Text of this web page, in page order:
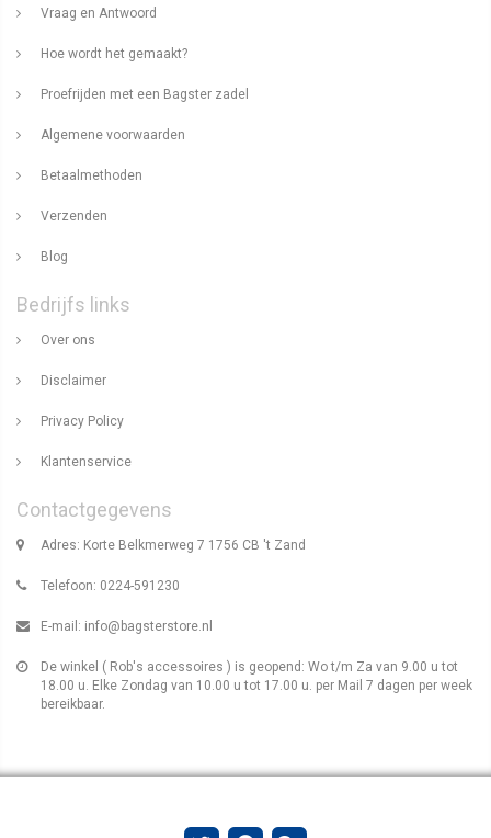
Vraag en Antwoord
Hoe wordt het gemaakt?
Proefrijden met een Bagster zadel
Algemene voorwaarden
Betaalmethoden
Verzenden
Blog
Bedrijfs links
Over ons
Disclaimer
Privacy Policy
Klantenservice
Contactgegevens
Adres: Korte Belkmerweg 7 1756 CB 't Zand
Telefoon: 0224-591230
E-mail: info@bagsterstore.nl
De winkel ( Rob's accessoires ) is geopend: Wo t/m Za van 9.00 u tot
18.00 u. Elke Zondag van 10.00 u tot 17.00 u. per Mail 7 dagen per week
bereikbaar.